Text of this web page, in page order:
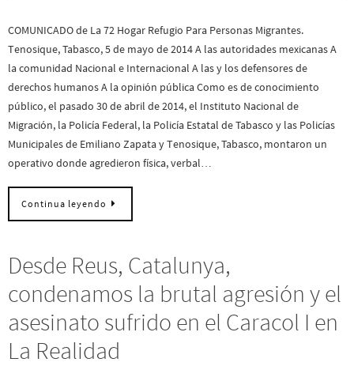
COMUNICADO de La 72 Hogar Refugio Para Personas Migrantes.
Tenosique, Tabasco, 5 de mayo de 2014 A las autoridades mexicanas A
la comunidad Nacional e Internacional A las y los defensores de
derechos humanos A la opinión pública Como es de conocimiento
público, el pasado 30 de abril de 2014, el Instituto Nacional de
Migración, la Policía Federal, la Policía Estatal de Tabasco y las Policías
Municipales de Emiliano Zapata y Tenosique, Tabasco, montaron un
operativo donde agredieron física, verbal…
Continua leyendo
Desde Reus, Catalunya,
condenamos la brutal agresión y el
asesinato sufrido en el Caracol I en
La Realidad